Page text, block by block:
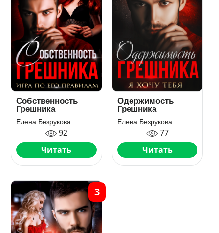
Собственность
Грешника
Елена Безрукова
92
Читать
Одержимость
Грешника
Елена Безрукова
77
Читать
3